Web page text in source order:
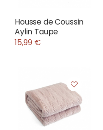
Housse de Coussin
Aylin Taupe
15,99 €